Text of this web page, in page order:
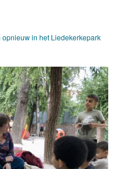
in het Liedekerkepark